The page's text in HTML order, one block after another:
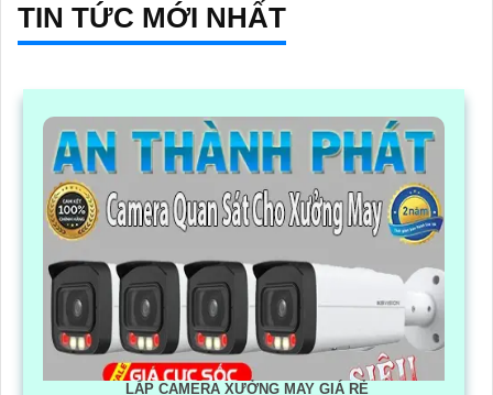
TIN TỨC MỚI NHẤT
LẮP CAMERA XƯỞNG MAY GIÁ RẺ